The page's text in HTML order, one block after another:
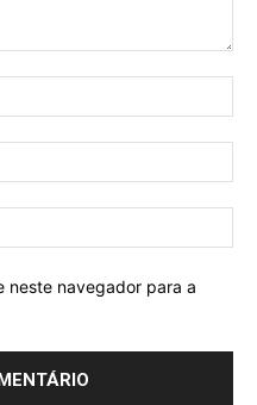
neste navegador para a